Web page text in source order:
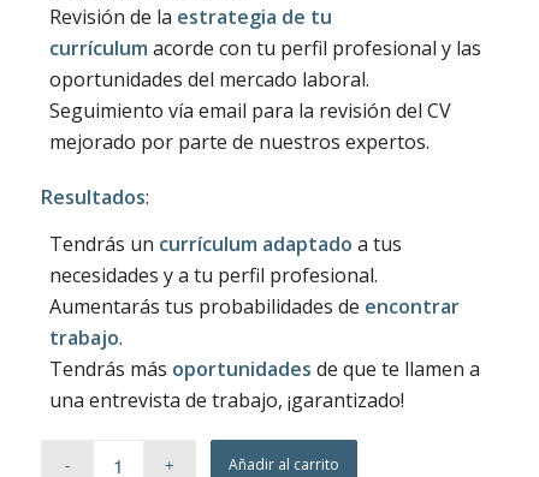
Revisión de la estrategia de tu
currículum acorde con tu perfil profesional y las
oportunidades del mercado laboral.
Seguimiento vía email para la revisión del CV
mejorado por parte de nuestros expertos.
Resultados:
Tendrás un currículum adaptado a tus
necesidades y a tu perfil profesional.
Aumentarás tus probabilidades de encontrar
trabajo.
Tendrás más oportunidades de que te llamen a
una entrevista de trabajo, ¡garantizado!
Añadir al carrito